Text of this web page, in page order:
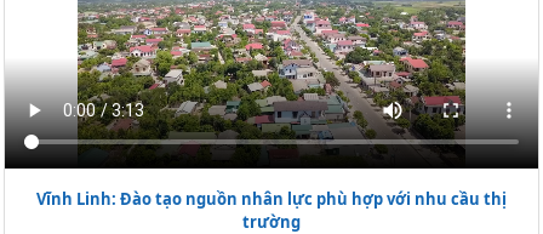
Vĩnh Linh: Đào tạo nguồn nhân lực phù hợp với nhu cầu thị
trường